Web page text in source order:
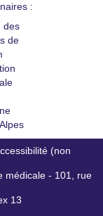
:
des
de
(non
médicale - 101, rue
13